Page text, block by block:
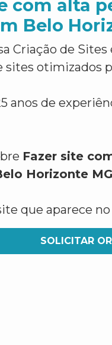
com alta
Belo
Criação de
sites otimizados
anos de
Fazer site
Horizonte MG
que aparece no
SOLICITAR